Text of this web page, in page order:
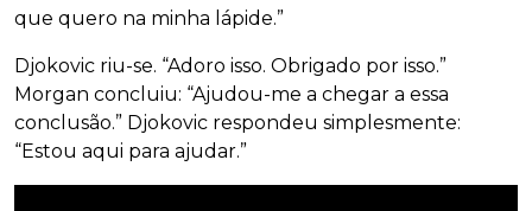
que quero na minha lápide.”
Djokovic riu-se. “Adoro isso. Obrigado por isso.”
Morgan concluiu: “Ajudou-me a chegar a essa
conclusão.” Djokovic respondeu simplesmente:
“Estou aqui para ajudar.”